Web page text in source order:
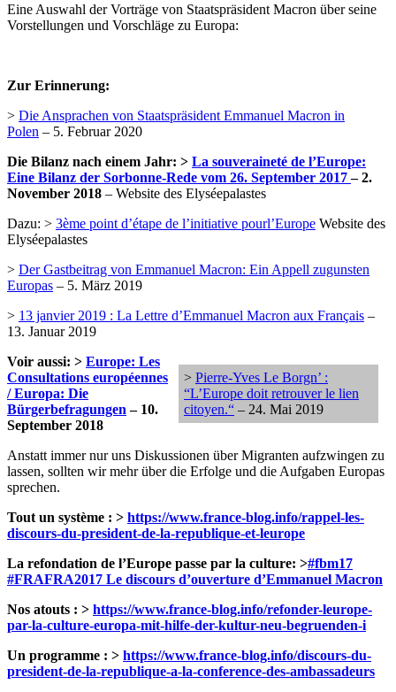
Eine Auswahl der Vorträge von Staatspräsident Macron über seine
Vorstellungen und Vorschläge zu Europa:
Zur Erinnerung:
> Die Ansprachen von Staatspräsident Emmanuel Macron in
Polen – 5. Februar 2020
Die Bilanz nach einem Jahr: > La souveraineté de l’Europe:
Eine Bilanz der Sorbonne-Rede vom 26. September 2017– 2.
November 2018 – Website des Elyséepalastes
Dazu: > 3ème point d’étape de l’initiative pourl’Europe Website des
Elyséepalastes
> Der Gastbeitrag von Emmanuel Macron: Ein Appell zugunsten
Europas – 5. März 2019
> 13 janvier 2019 : La Lettre d’Emmanuel Macron aux Français –
13. Januar 2019
> Pierre-Yves Le Borgn’ :
“L’Europe doit retrouver le lien
citoyen.“ – 24. Mai 2019
Voir aussi: > Europe: Les
Consultations européennes
/ Europa: Die
Bürgerbefragungen – 10.
September 2018
Anstatt immer nur uns Diskussionen über Migranten aufzwingen zu
lassen, sollten wir mehr über die Erfolge und die Aufgaben Europas
sprechen.
Tout un système : > https://www.france-blog.info/rappel-les-
discours-du-president-de-la-republique-et-leurope
La refondation de l’Europe passe par la culture: >#fbm17
#FRAFRA2017 Le discours d’ouverture d’Emmanuel Macron
Nos atouts : > https://www.france-blog.info/refonder-leurope-
par-la-culture-europa-mit-hilfe-der-kultur-neu-begruenden-i
Un programme : > https://www.france-blog.info/discours-du-
president-de-la-republique-a-la-conference-des-ambassadeurs